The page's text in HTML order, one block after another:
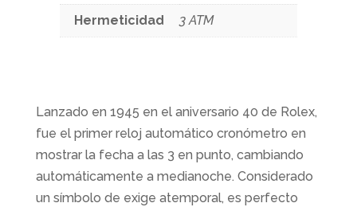
Hermeticidad 3 ATM
Lanzado en 1945 en el aniversario 40 de Rolex,
fue el primer reloj automático cronómetro en
mostrar la fecha a las 3 en punto, cambiando
automáticamente a medianoche. Considerado
un símbolo de exige atemporal, es perfecto